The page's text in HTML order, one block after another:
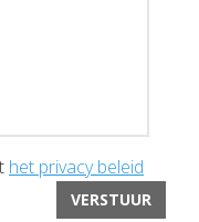
het privacy beleid